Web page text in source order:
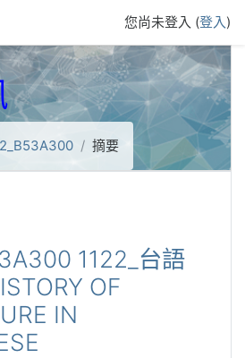
您尚未登入 (登入)
摘要
1122_台語
OF
IN